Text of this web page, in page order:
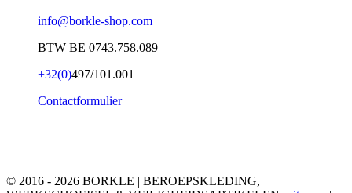
info@borkle-shop.com
BTW BE 0743.758.089
+32(0)497/101.001
Contactformulier
© 2016 - 2026 BORKLE | BEROEPSKLEDING,